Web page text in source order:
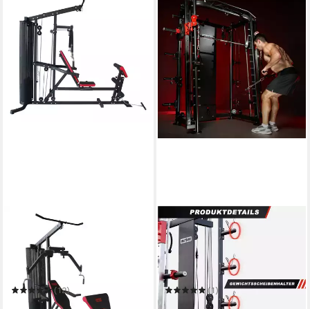
MOTIVE FITNESS BY U.N.O.
Kraftstation Multi-Gym
Competition
120 kg max. Benutzergewicht
45 kg max. Trainingsgewicht
(12)
769,00 € UVP 999,95 €
GORILLA SPORTS
Kraftstation Multifunction
Smith Machine
200 kg
max. Benutzergewicht
200 kg
max. Trainingsgewicht
(1)
1.299,99 €